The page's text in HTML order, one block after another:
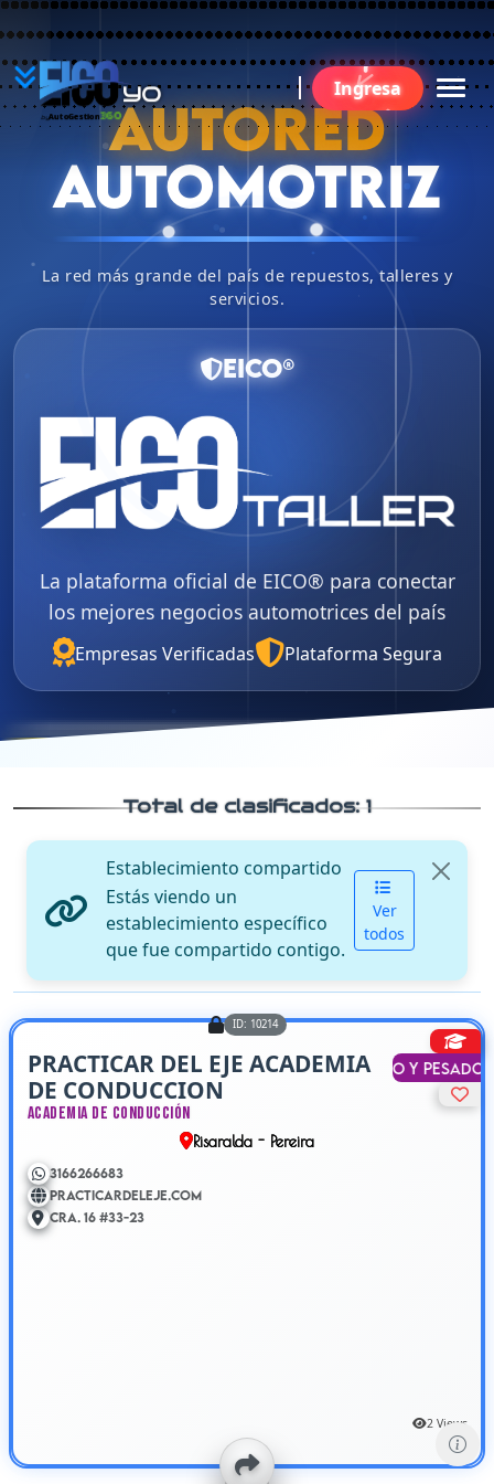
YO
B
AutoGestion 360
Ingresa
AUTORED
AUTOMOTRIZ
La red más grande del país de repuestos, talleres y
servicios.
EICO®
La plataforma oficial de EICO® para conectar
los mejores negocios automotrices del país
Empresas Verificadas Plataforma Segura
Total de clasificados:1
Establecimiento compartido
Estás viendo un
establecimiento específico
que fue compartido contigo.
Ver
todos
ID: 10214
Liviano y Pesado
PRACTICAR DEL EJE ACADEMIA
DE CONDUCCION
DOSQUEBRADAS
Academia de Conducción
Risaralda - Pereira
3166266683
practicardeleje.com
Cra. 16 #33-23
2 Views